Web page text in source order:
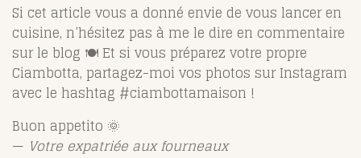
Si cet article vous a donné envie de vous lancer en
cuisine, n’hésitez pas à me le dire en commentaire
sur le blog 🍽️ Et si vous préparez votre propre
Ciambotta, partagez-moi vos photos sur Instagram
avec le hashtag #ciambottamaison !
Buon appetito 🌞
— Votre expatriée aux fourneaux